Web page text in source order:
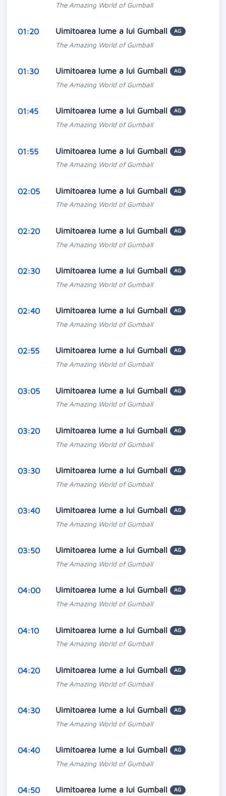
The Amazing World of Gumball
01:20 Uimitoarea lume a lui Gumball AG
The Amazing World of Gumball
01:30 Uimitoarea lume a lui Gumball AG
The Amazing World of Gumball
01:45 Uimitoarea lume a lui Gumball AG
The Amazing World of Gumball
01:55 Uimitoarea lume a lui Gumball AG
The Amazing World of Gumball
02:05 Uimitoarea lume a lui Gumball AG
The Amazing World of Gumball
02:20 Uimitoarea lume a lui Gumball AG
The Amazing World of Gumball
02:30 Uimitoarea lume a lui Gumball AG
The Amazing World of Gumball
02:40 Uimitoarea lume a lui Gumball AG
The Amazing World of Gumball
02:55 Uimitoarea lume a lui Gumball AG
The Amazing World of Gumball
03:05 Uimitoarea lume a lui Gumball AG
The Amazing World of Gumball
03:20 Uimitoarea lume a lui Gumball AG
The Amazing World of Gumball
03:30 Uimitoarea lume a lui Gumball AG
The Amazing World of Gumball
03:40 Uimitoarea lume a lui Gumball AG
The Amazing World of Gumball
03:50 Uimitoarea lume a lui Gumball AG
The Amazing World of Gumball
04:00 Uimitoarea lume a lui Gumball AG
The Amazing World of Gumball
04:10 Uimitoarea lume a lui Gumball AG
The Amazing World of Gumball
04:20 Uimitoarea lume a lui Gumball AG
The Amazing World of Gumball
04:30 Uimitoarea lume a lui Gumball AG
The Amazing World of Gumball
04:40 Uimitoarea lume a lui Gumball AG
The Amazing World of Gumball
04:50 Uimitoarea lume a lui Gumball AG